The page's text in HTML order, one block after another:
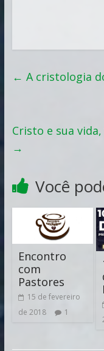
← A cristologia
Cristo e sua
→
Você
Encontro
com
Pastores
15 de fevereiro
de 2018
1